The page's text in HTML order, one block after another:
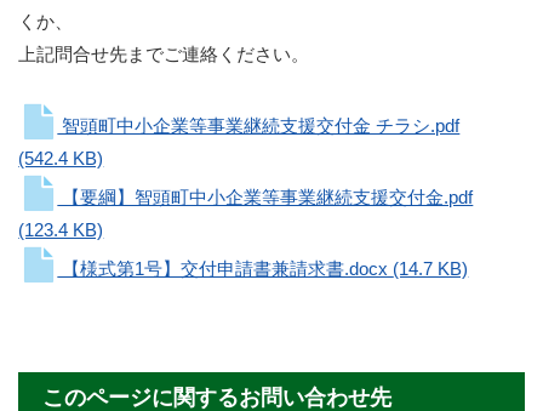
くか、
上記問合せ先までご連絡ください。
智頭町中小企業等事業継続支援交付金 チラシ.pdf
(542.4 KB)
【要綱】智頭町中小企業等事業継続支援交付金.pdf
(123.4 KB)
【様式第1号】交付申請書兼請求書.docx (14.7 KB)
このページに関するお問い合わせ先